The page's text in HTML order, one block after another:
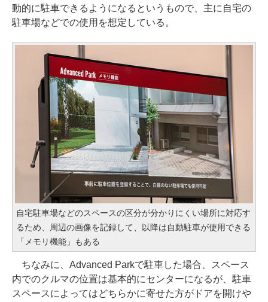
動的に駐車できるようになるというもので、主に自宅の
駐車場などでの使用を想定している。
自宅駐車場などのスペースの区分が分かりにくい場所に対応す
るため、周辺の画像を記録して、以降は自動駐車が使用できる
「メモリ機能」もある
ちなみに、Advanced Parkで駐車した場合、スペース
内でのクルマの位置は基本的にセンターになるが、駐車
スペースによってはどちらかに寄せた方がドアを開けや